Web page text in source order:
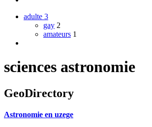
adulte 3
gay 2
amateurs 1
sciences astronomie
GeoDirectory
Astronomie en uzege